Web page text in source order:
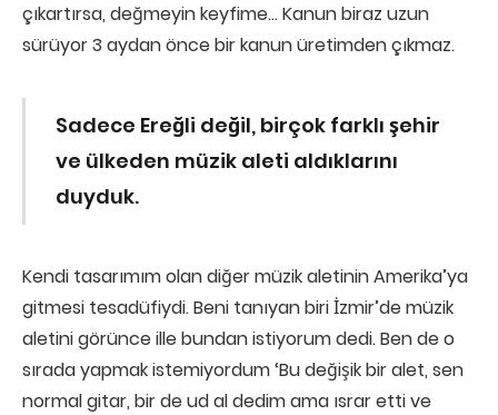
çıkartırsa, değmeyin keyfime… Kanun biraz uzun
sürüyor 3 aydan önce bir kanun üretimden çıkmaz.
Sadece Ereğli değil, birçok farklı şehir
ve ülkeden müzik aleti aldıklarını
duyduk.
Kendi tasarımım olan diğer müzik aletinin Amerika’ya
gitmesi tesadüfiydi. Beni tanıyan biri İzmir’de müzik
aletini görünce ille bundan istiyorum dedi. Ben de o
sırada yapmak istemiyordum ‘Bu değişik bir alet, sen
normal gitar, bir de ud al dedim ama ısrar etti ve